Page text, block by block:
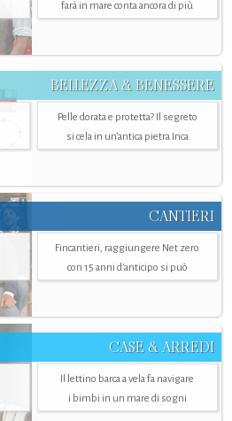
farà in mare conta ancora di più
BELLEZZA & BENESSERE
Pelle dorata e protetta? Il segreto
si cela in un’antica pietra Inca
CANTIERI
Fincantieri, raggiungere Net zero
con 15 anni d'anticipo si può
CASE & ARREDI
Il lettino barca a vela fa navigare
i bimbi in un mare di sogni